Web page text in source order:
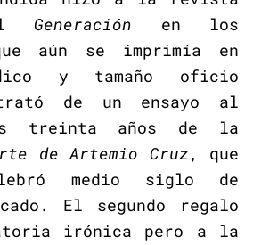
Generación en los
aún se imprimía en
y tamaño oficio
de un ensayo al
treinta años de la
de Artemio Cruz, que
medio siglo de
El segundo regalo
irónica pero a la